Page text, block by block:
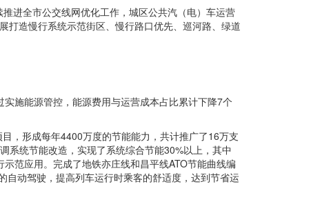
进全市公交线网优化工作，城区公共汽（电）车运营
打造慢行系统示范街区、慢行路口优先、巡河路、绿道
施能源管控，能源费用与运营成本占比累计下降7个
，形成每年4400万度的节能能力，共计推广了16万支
系统节能改造，实现了系统综合节能30%以上，其中
范应用。完成了地铁亦庄线和昌平线ATO节能曲线编
自动驾驶，提高列车运行时乘客的舒适度，达到节省运